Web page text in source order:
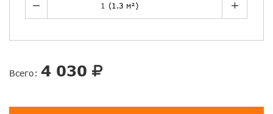
Всего: 4 030